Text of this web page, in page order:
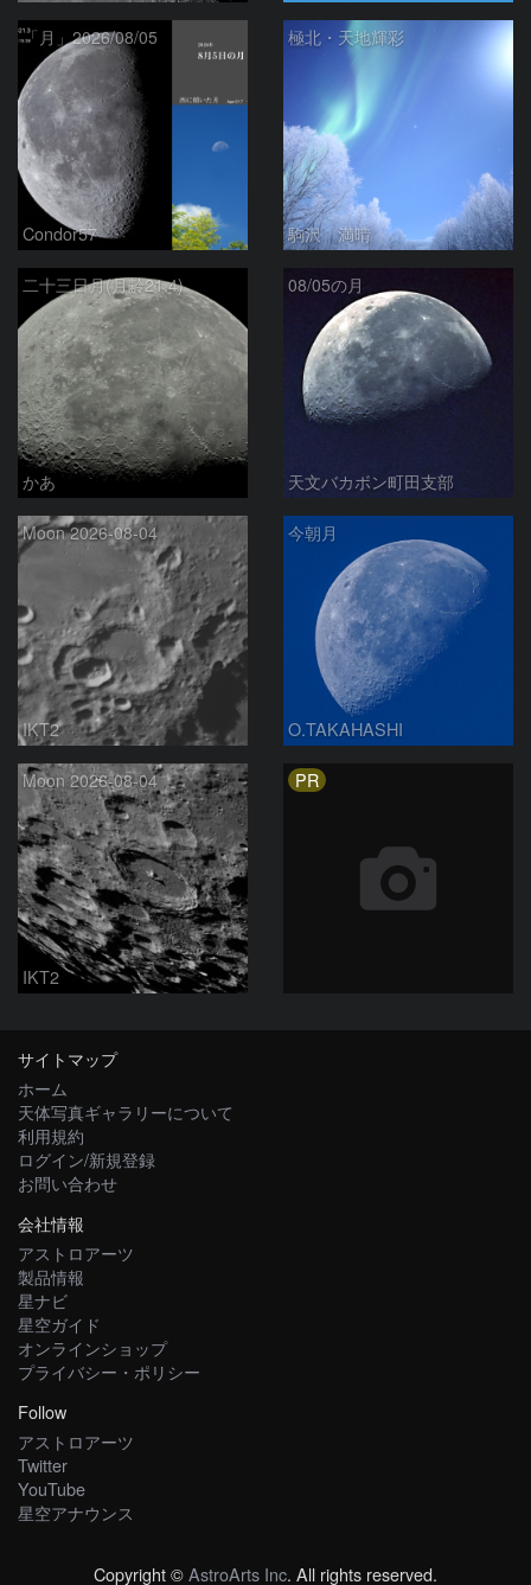
「月」2026/08/05
Condor57
極北・天地輝彩
駒沢 満晴
二十三日月(月齢21.4)
かあ
08/05の月
天文バカボン町田支部
Moon 2026-08-04
IKT2
今朝月
O.TAKAHASHI
Moon 2026-08-04
IKT2
PR
サイトマップ
ホーム
天体写真ギャラリーについて
利用規約
ログイン/新規登録
お問い合わせ
会社情報
アストロアーツ
製品情報
星ナビ
星空ガイド
オンラインショップ
プライバシー・ポリシー
Follow
アストロアーツ
Twitter
YouTube
星空アナウンス
Copyright ©AstroArts Inc. All rights reserved.